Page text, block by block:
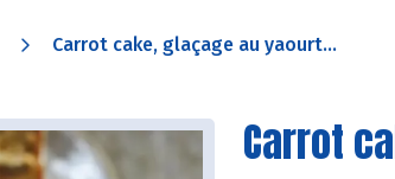
Carrot cake, glaçage au yaourt...
Carrot